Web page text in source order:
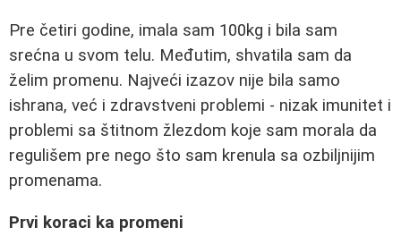
Pre četiri godine, imala sam 100kg i bila sam
srećna u svom telu. Međutim, shvatila sam da
želim promenu. Najveći izazov nije bila samo
ishrana, već i zdravstveni problemi - nizak imunitet i
problemi sa štitnom žlezdom koje sam morala da
regulišem pre nego što sam krenula sa ozbiljnijim
promenama.
Prvi koraci ka promeni